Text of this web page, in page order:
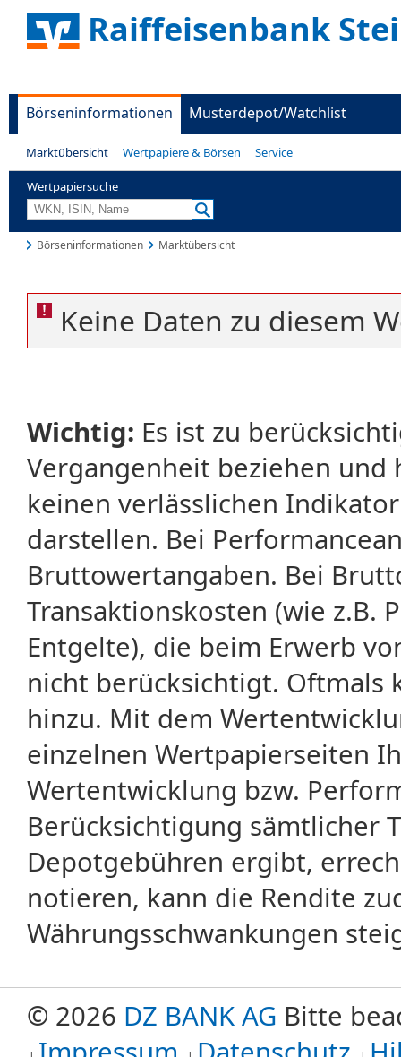
Raiffeisenbank
Börseninformationen Musterdepot/Watchlist
Marktübersicht Wertpapiere & Börsen Service
Wertpapiersuche
Börseninformationen Marktübersicht
Keine Daten zu diesem
Wichtig: Es ist zu
Vergangenheit beziehen
keinen verlässlichen
darstellen. Bei
Bruttowertangaben. Bei
Transaktionskosten (wie z.B.
Entgelte), die beim Erwerb
nicht berücksichtigt. Oftmals
hinzu. Mit dem
einzelnen Wertpapierseiten
Wertentwicklung bzw.
Berücksichtigung sämtlicher
Depotgebühren ergibt,
notieren, kann die Rendite
Währungsschwankungen
© 2026 DZ BANK AG Bitte